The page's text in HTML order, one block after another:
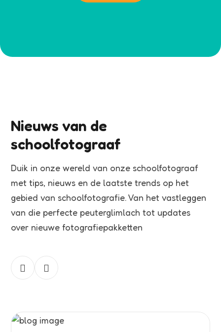
Nieuws van de
schoolfotograaf
Duik in onze wereld van onze schoolfotograaf
met tips, nieuws en de laatste trends op het
gebied van schoolfotografie. Van het vastleggen
van die perfecte peuterglimlach tot updates
over nieuwe fotografiepakketten